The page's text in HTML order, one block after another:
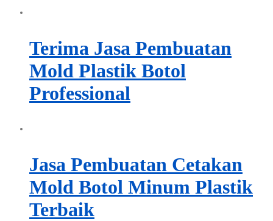
Terima Jasa Pembuatan
Mold Plastik Botol
Professional
Jasa Pembuatan Cetakan
Mold Botol Minum Plastik
Terbaik